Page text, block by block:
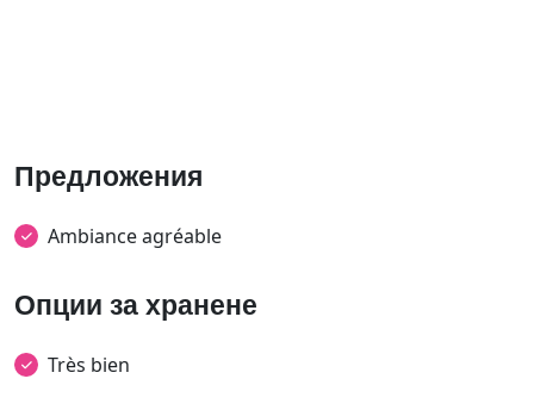
Предложения
Ambiance agréable
Опции за хранене
Très bien